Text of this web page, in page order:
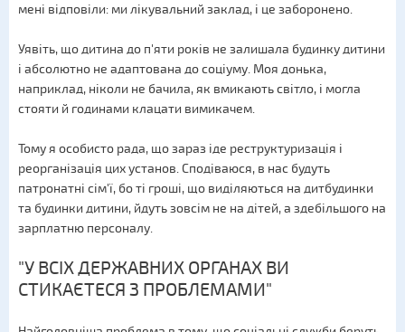
мені відповіли: ми лікувальний заклад, і це заборонено.
Уявіть, що дитина до п'яти років не залишала будинку дитини
і абсолютно не адаптована до соціуму. Моя донька,
наприклад, ніколи не бачила, як вмикають світло, і могла
стояти й годинами клацати вимикачем.
Тому я особисто рада, що зараз іде реструктуризація і
реорганізація цих установ. Сподіваюся, в нас будуть
патронатні сім'ї, бо ті гроші, що виділяються на дитбудинки
та будинки дитини, йдуть зовсім не на дітей, а здебільшого на
зарплатню персоналу.
"У ВСІХ ДЕРЖАВНИХ ОРГАНАХ ВИ
СТИКАЄТЕСЯ З ПРОБЛЕМАМИ"